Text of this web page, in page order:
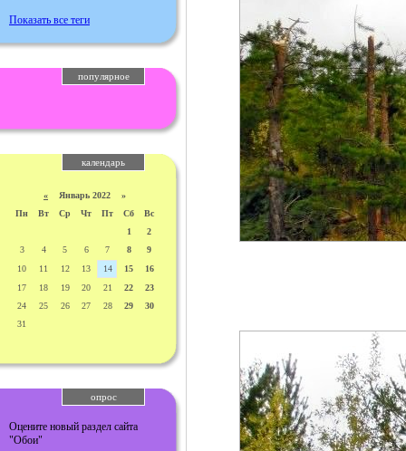
Показать все теги
популярное
календарь
« Январь 2022 »
Пн
Вт Ср Чт Пт Сб
Вс
1
2
3
4 5 6 7 8
9
10
11 12 13 14 15
16
17
18 19 20 21 22
23
24
25 26 27 28 29
30
31
опрос
Оцените новый раздел сайта
"Обои"